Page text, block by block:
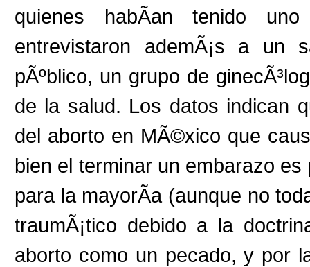
quienes habÃ­an tenido
entrevistaron ademÃ¡s a un
pÃºblico, un grupo de
de la salud. Los datos indican
del aborto en MÃ©xico que
bien el terminar un embarazo
para la mayorÃ­a (aunque no
traumÃ¡tico debido a la
aborto como un pecado, y por